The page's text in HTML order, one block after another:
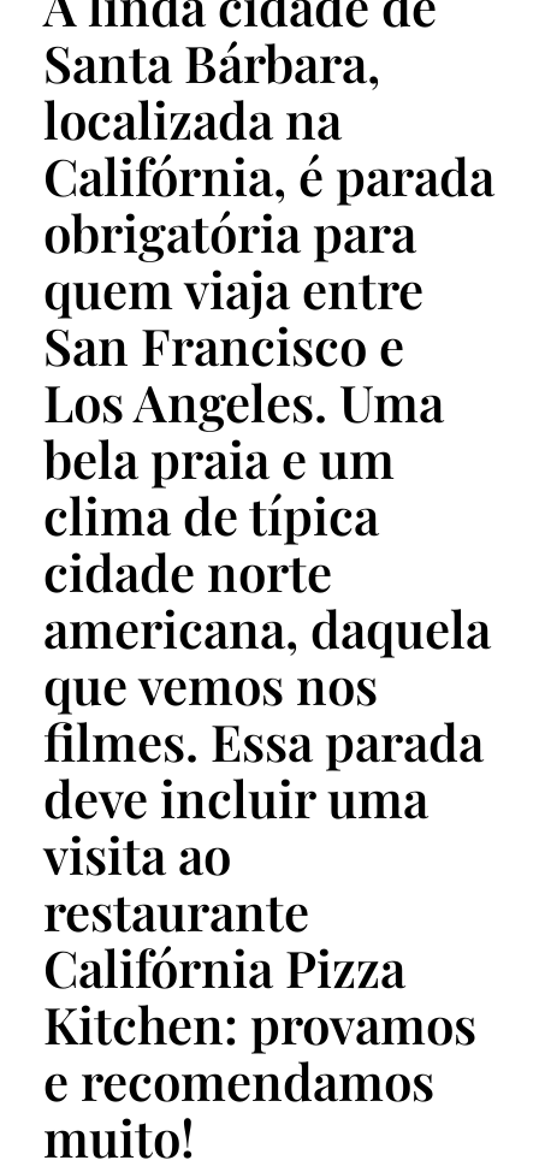
Santa Bárbara,
localizada na
Califórnia, é parada
obrigatória para
quem viaja entre
San Francisco e
Los Angeles. Uma
bela praia e um
clima de típica
cidade norte
americana, daquela
que vemos nos
filmes. Essa parada
deve incluir uma
visita ao
restaurante
Califórnia Pizza
Kitchen: provamos
e recomendamos
muito!